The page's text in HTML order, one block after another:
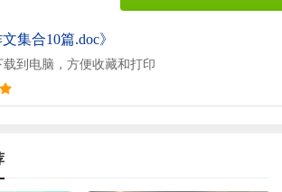
集合10篇.doc》
到电脑，方便收藏和打印